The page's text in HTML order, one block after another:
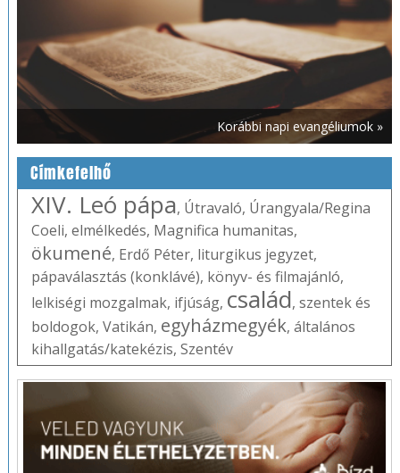
Korábbi napi evangéliumok »
Címkefelhő
XIV. Leó pápa, Útravaló, Úrangyala/Regina
Coeli, elmélkedés, Magnifica humanitas,
ökumené, Erdő Péter, liturgikus jegyzet,
pápaválasztás (konklávé), könyv- és filmajánló,
lelkiségi mozgalmak, ifjúság, család, szentek és
boldogok, Vatikán, egyházmegyék, általános
kihallgatás/katekézis, Szentév